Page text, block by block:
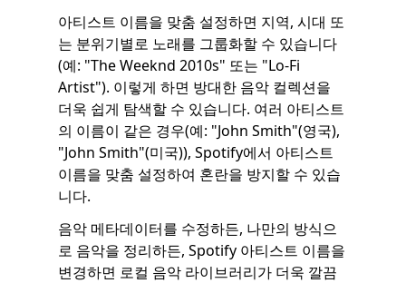
아티스트 이름을 맞춤 설정하면 지역, 시대 또
는 분위기별로 노래를 그룹화할 수 있습니다
(예: "The Weeknd 2010s" 또는 "Lo-Fi
Artist"). 이렇게 하면 방대한 음악 컬렉션을
더욱 쉽게 탐색할 수 있습니다. 여러 아티스트
의 이름이 같은 경우(예: "John Smith"(영국),
"John Smith"(미국)), Spotify에서 아티스트
이름을 맞춤 설정하여 혼란을 방지할 수 있습
니다.
음악 메타데이터를 수정하든, 나만의 방식으
로 음악을 정리하든, Spotify 아티스트 이름을
변경하면 로컬 음악 라이브러리가 더욱 깔끔